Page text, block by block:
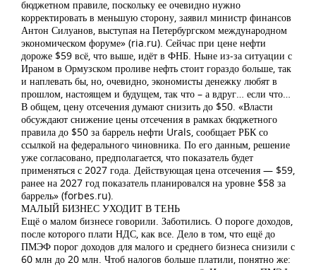
бюджетном правиле, поскольку ее очевидно нужно
корректировать в меньшую сторону, заявил министр финансов
Антон Силуанов, выступая на Петербургском международном
экономическом форуме» (ria.ru). Сейчас при цене нефти
дороже $59 всё, что выше, идёт в ФНБ. Ныне из-за ситуации с
Ираном в Ормузском проливе нефть стоит гораздо больше, так
и наплевать бы, но, очевидно, экономисты денежку любят в
прошлом, настоящем и будущем, так что – а вдруг… если что…
В общем, цену отсечения думают снизить до $50. «Власти
обсуждают снижение цены отсечения в рамках бюджетного
правила до $50 за баррель нефти Urals, сообщает РБК со
ссылкой на федерального чиновника. По его данным, решение
уже согласовано, предполагается, что показатель будет
применяться с 2027 года. Действующая цена отсечения — $59,
ранее на 2027 год показатель планировался на уровне $58 за
баррель» (forbes.ru).
МАЛЫЙ БИЗНЕС УХОДИТ В ТЕНЬ
Ещё о малом бизнесе говорили. Заботились. О пороге доходов,
после которого плати НДС, как все. Дело в том, что ещё до
ПМЭФ порог доходов для малого и среднего бизнеса снизили с
60 млн до 20 млн. Чтоб налогов больше платили, понятно же: